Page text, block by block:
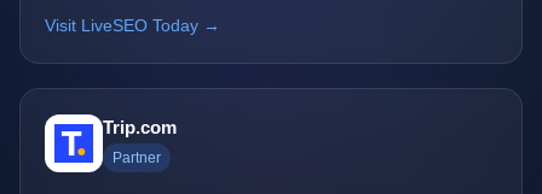
Visit LiveSEO Today →
Trip.com
Partner